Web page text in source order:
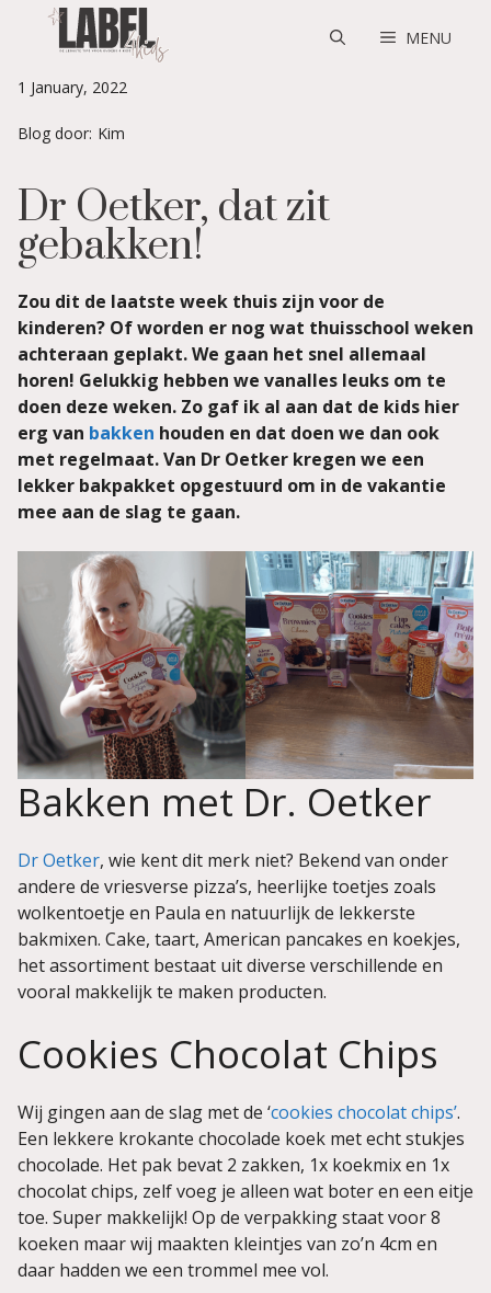
MENU
1 January, 2022
Blog door: Kim
Dr Oetker, dat zit
gebakken!
Zou dit de laatste week thuis zijn voor de
kinderen? Of worden er nog wat thuisschool weken
achteraan geplakt. We gaan het snel allemaal
horen! Gelukkig hebben we vanalles leuks om te
doen deze weken. Zo gaf ik al aan dat de kids hier
erg van bakken houden en dat doen we dan ook
met regelmaat. Van Dr Oetker kregen we een
lekker bakpakket opgestuurd om in de vakantie
mee aan de slag te gaan.
Bakken met Dr. Oetker
Dr Oetker, wie kent dit merk niet? Bekend van onder
andere de vriesverse pizza’s, heerlijke toetjes zoals
wolkentoetje en Paula en natuurlijk de lekkerste
bakmixen. Cake, taart, American pancakes en koekjes,
het assortiment bestaat uit diverse verschillende en
vooral makkelijk te maken producten.
Cookies Chocolat Chips
Wij gingen aan de slag met de ‘cookies chocolat chips’.
Een lekkere krokante chocolade koek met echt stukjes
chocolade. Het pak bevat 2 zakken, 1x koekmix en 1x
chocolat chips, zelf voeg je alleen wat boter en een eitje
toe. Super makkelijk! Op de verpakking staat voor 8
koeken maar wij maakten kleintjes van zo’n 4cm en
daar hadden we een trommel mee vol.